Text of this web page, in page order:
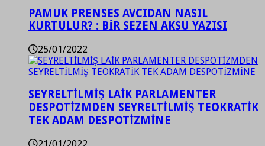
PAMUK PRENSES AVCIDAN NASIL
KURTULUR? : BİR SEZEN AKSU YAZISI
25/01/2022
SEYRELTİLMİŞ LAİK PARLAMENTER
DESPOTİZMDEN SEYRELTİLMİŞ TEOKRATİK
TEK ADAM DESPOTİZMİNE